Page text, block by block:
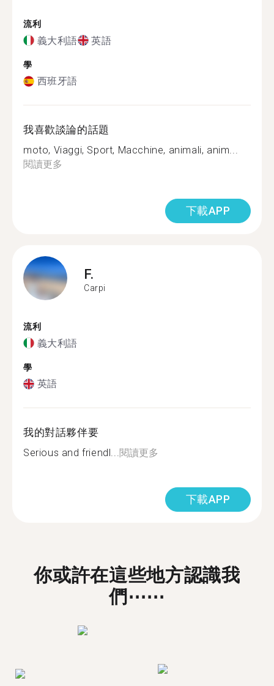
流利
義大利語 英語
學
西班牙語
我喜歡談論的話題
moto, Viaggi, Sport, Macchine, animali, anim...
閱讀更多
下載APP
F.
Carpi
流利
義大利語
學
英語
我的對話夥伴要
Serious and friendl...閱讀更多
下載APP
你或許在這些地方認識我
們⋯⋯